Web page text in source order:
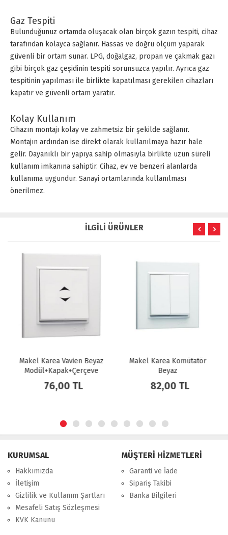
Gaz Tespiti
Bulunduğunuz ortamda oluşacak olan birçok gazın tespiti, cihaz
tarafından kolayca sağlanır. Hassas ve doğru ölçüm yaparak
güvenli bir ortam sunar. LPG, doğalgaz, propan ve çakmak gazı
gibi birçok gaz çeşidinin tespiti sorunsuzca yapılır. Ayrıca gaz
tespitinin yapılması ile birlikte kapatılması gerekilen cihazları
kapatır ve güvenli ortam yaratır.
Kolay Kullanım
Cihazın montajı kolay ve zahmetsiz bir şekilde sağlanır.
Montajın ardından ise direkt olarak kullanılmaya hazır hale
gelir. Dayanıklı bir yapıya sahip olmasıyla birlikte uzun süreli
kullanım imkanına sahiptir. Cihaz, ev ve benzeri alanlarda
kullanıma uygundur. Sanayi ortamlarında kullanılması
önerilmez.
İLGİLİ ÜRÜNLER
Makel Karea Vavien Beyaz
Modül+Kapak+Çerçeve
76,00 TL
Makel Karea Komütatör
Beyaz
Modül+Kapak+Çerçeve
82,00 TL
KURUMSAL
Hakkımızda
İletişim
Gizlilik ve Kullanım Şartları
Mesafeli Satış Sözleşmesi
KVK Kanunu
MÜŞTERİ HİZMETLERİ
Garanti ve İade
Sipariş Takibi
Banka Bilgileri